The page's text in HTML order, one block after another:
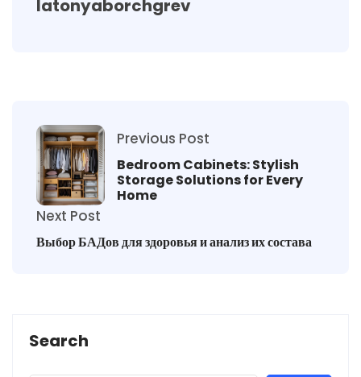
latonyaborchgrev
Previous Post
Bedroom Cabinets: Stylish
Storage Solutions for Every
Home
Next Post
Выбор БАДов для здоровья и анализ их состава
Search